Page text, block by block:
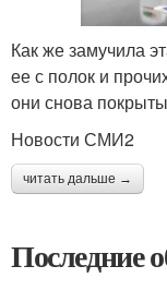
Как же замучила
ее с полок и
они снова
Новости СМИ2
читать дальше →
Последние